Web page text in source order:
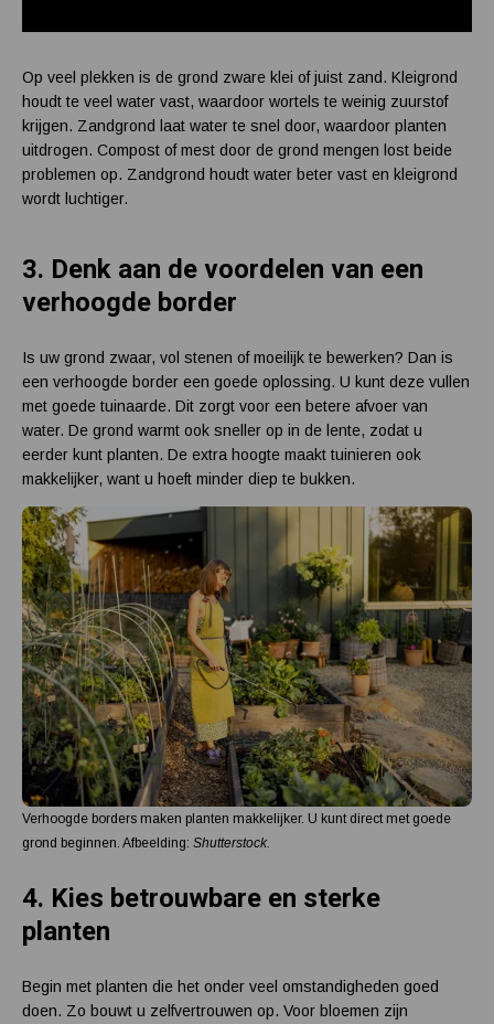
Op veel plekken is de grond zware klei of juist zand. Kleigrond
houdt te veel water vast, waardoor wortels te weinig zuurstof
krijgen. Zandgrond laat water te snel door, waardoor planten
uitdrogen. Compost of mest door de grond mengen lost beide
problemen op. Zandgrond houdt water beter vast en kleigrond
wordt luchtiger.
3. Denk aan de voordelen van een
verhoogde border
Is uw grond zwaar, vol stenen of moeilijk te bewerken? Dan is
een verhoogde border een goede oplossing. U kunt deze vullen
met goede tuinaarde. Dit zorgt voor een betere afvoer van
water. De grond warmt ook sneller op in de lente, zodat u
eerder kunt planten. De extra hoogte maakt tuinieren ook
makkelijker, want u hoeft minder diep te bukken.
Verhoogde borders maken planten makkelijker. U kunt direct met goede
grond beginnen. Afbeelding: Shutterstock.
4. Kies betrouwbare en sterke
planten
Begin met planten die het onder veel omstandigheden goed
doen. Zo bouwt u zelfvertrouwen op. Voor bloemen zijn